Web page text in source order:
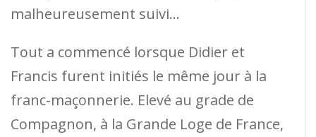
malheureusement suivi…
Tout a commencé lorsque Didier et
Francis furent initiés le même jour à la
franc-maçonnerie. Elevé au grade de
Compagnon, à la Grande Loge de France,